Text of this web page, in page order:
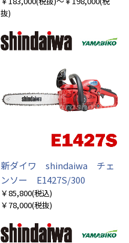
抜)
新ダイワ shindaiwa チェ
ンソー E1427S/300
￥85,800(税込)
￥78,000(税抜)